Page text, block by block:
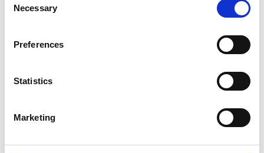
Selection
Necessary
Preferences
Statistics
Marketing
Demandez à notre équipe d’experts de donner à vos
services de finition de documents.
Reliure